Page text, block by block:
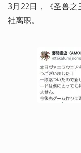
3月22日，《圣兽
社离职。